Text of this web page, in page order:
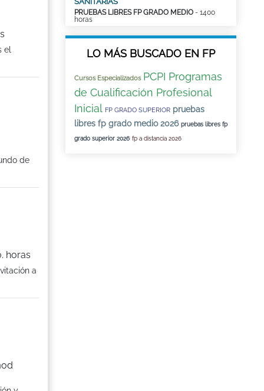
el
de
horas
a
PRUEBAS LIBRES FP GRADO MEDIO - 1400
horas
LO MÁS BUSCADO EN FP
Cursos Especializados PCPI Programas
de Cualificación Profesional
Inicial FP GRADO SUPERIOR pruebas
libres fp grado medio 2026 pruebas libres fp
grado superior 2026 fp a distancia 2026